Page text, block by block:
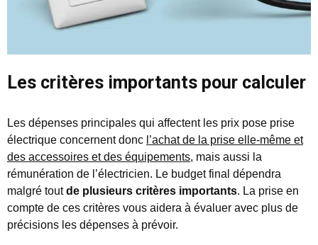
Les critères importants pour calculer
Les dépenses principales qui affectent les prix pose prise
électrique concernent donc l’achat de la prise elle-même et
des accessoires et des équipements, mais aussi la
rémunération de l’électricien. Le budget final dépendra
malgré toutde plusieurs critères importants. La prise en
compte de ces critères vous aidera à évaluer avec plus de
précisions les dépenses à prévoir.